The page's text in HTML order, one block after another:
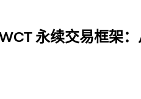
永续交易框架